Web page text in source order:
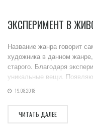
ЭКСПЕРИМЕНТ В
Название жанра говорит
художника в данном
старого. Благодаря
уникальные вещи.
19.08.2018
ЧИТАТЬ ДАЛЕЕ